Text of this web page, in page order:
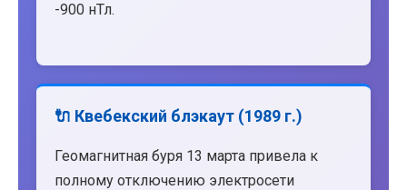
-900 нТл.
🔌 Квебекский блэкаут (1989 г.)
Геомагнитная буря 13 марта привела к
полному отключению электросети